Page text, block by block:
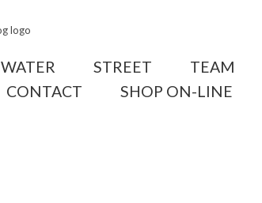
WATER STREET
TEAM
CONTACT SHOP ON-LINE